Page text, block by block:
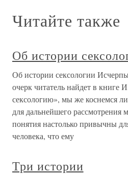
Читайте также
Об истории
Об истории сексологии
очерк читатель найдет в книге
сексологию», мы же коснемся
для дальнейшего
понятия настолько привычны
человека, что ему
Три истории